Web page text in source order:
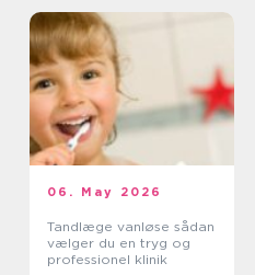
06. May 2026
Tandlæge vanløse sådan
vælger du en tryg og
professionel klinik